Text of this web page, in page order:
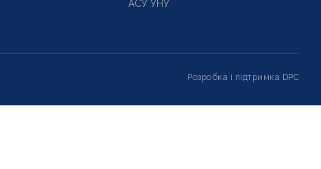
АСУ УНУ
Розробка і підтримка DPC